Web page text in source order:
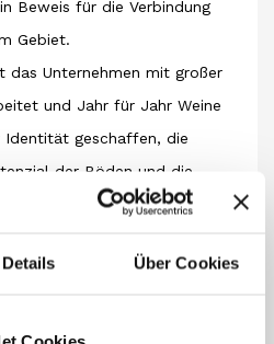
Details Über Cookies
Cookies
Beweis für die Verbindung
Gebiet.
das Unternehmen mit großer
und Jahr für Jahr Weine
geschaffen, die
der Böden und die
zeigen. So
modischen aromatischen
Groppello geben kann.